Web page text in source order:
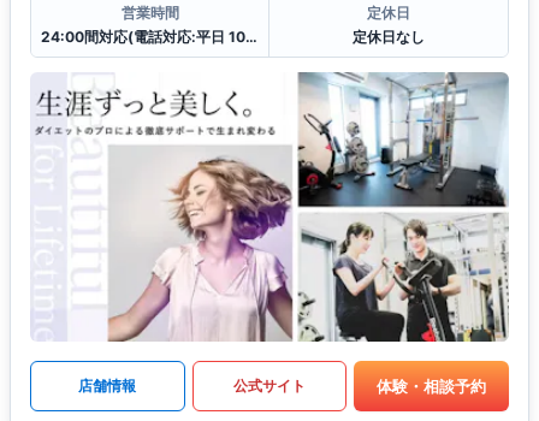
営業時間
24:00間対応(電話対応:平日 10:00〜19:00
定休日
定休日なし
店舗情報 公式サイト 体験・相談予約